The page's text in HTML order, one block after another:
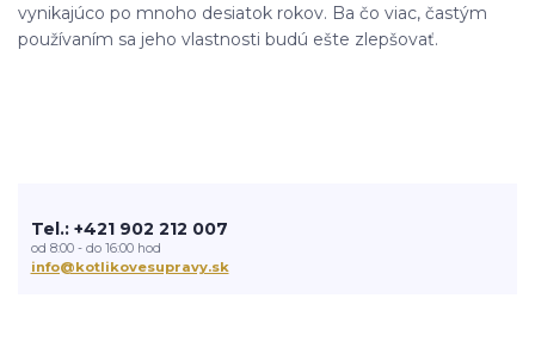
vynikajúco po mnoho desiatok rokov. Ba čo viac, častým
používaním sa jeho vlastnosti budú ešte zlepšovať.
Tel.: +421 902 212 007
od 8:00 - do 16:00 hod
info@kotlikovesupravy.sk